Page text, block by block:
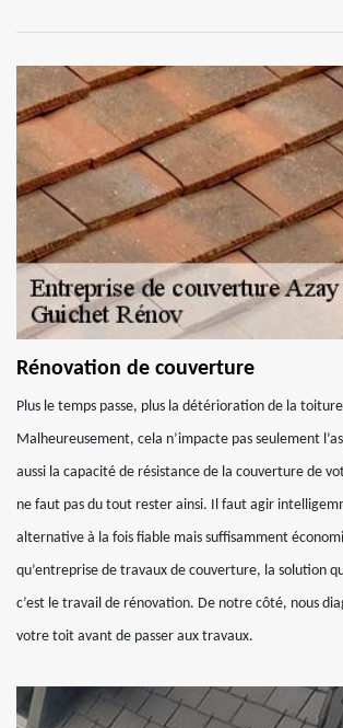
Rénovation de couverture
Plus le temps passe, plus la détérioration de la
Malheureusement, cela n’impacte pas seulement
aussi la capacité de résistance de la couverture de
ne faut pas du tout rester ainsi. Il faut agir
alternative à la fois fiable mais suffisamment
qu’entreprise de travaux de couverture, la solution
c’est le travail de rénovation. De notre côté, nous
votre toit avant de passer aux travaux.